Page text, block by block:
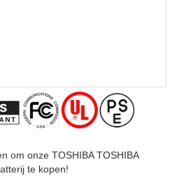
om onze TOSHIBA TOSHIBA
te kopen!